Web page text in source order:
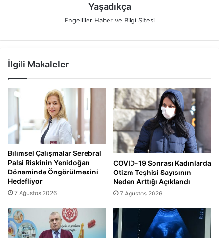
Yaşadıkça
Engelliler Haber ve Bilgi Sitesi
İlgili Makaleler
Bilimsel Çalışmalar Serebral
Palsi Riskinin Yenidoğan
Döneminde Öngörülmesini
Hedefliyor
7 Ağustos 2026
COVID-19 Sonrası Kadınlarda
Otizm Teşhisi Sayısının
Neden Arttığı Açıklandı
7 Ağustos 2026